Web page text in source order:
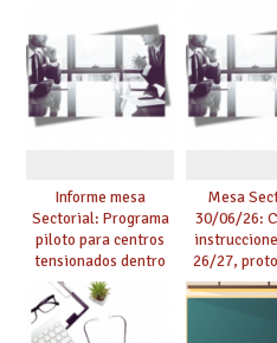
de manera
telemática, sin exigir
presencialidad en el
centro
exige al
que los
se
la mayor
Informe mesa
Sectorial: Programa
piloto para centros
tensionados dentro
del marco del
Acuerdo de Mejoras y
evaluación del curso
Mesa
30/06/26:
26/27,